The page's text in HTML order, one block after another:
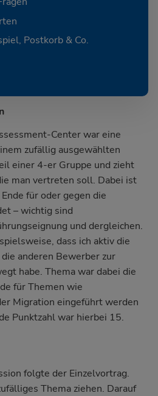
Postkorb & Co.
Center war eine
zufällig ausgewählten
einer 4-er Gruppe und zieht
man vertreten soll. Dabei ist
für oder gegen die
– wichtig sind
und dergleichen.
dass ich aktiv die
anderen Bewerber zur
habe. Thema war dabei die
für Themen wie
Migration eingeführt werden
Punktzahl war hierbei 15.
folgte der Einzelvortrag.
Thema ziehen. Darauf